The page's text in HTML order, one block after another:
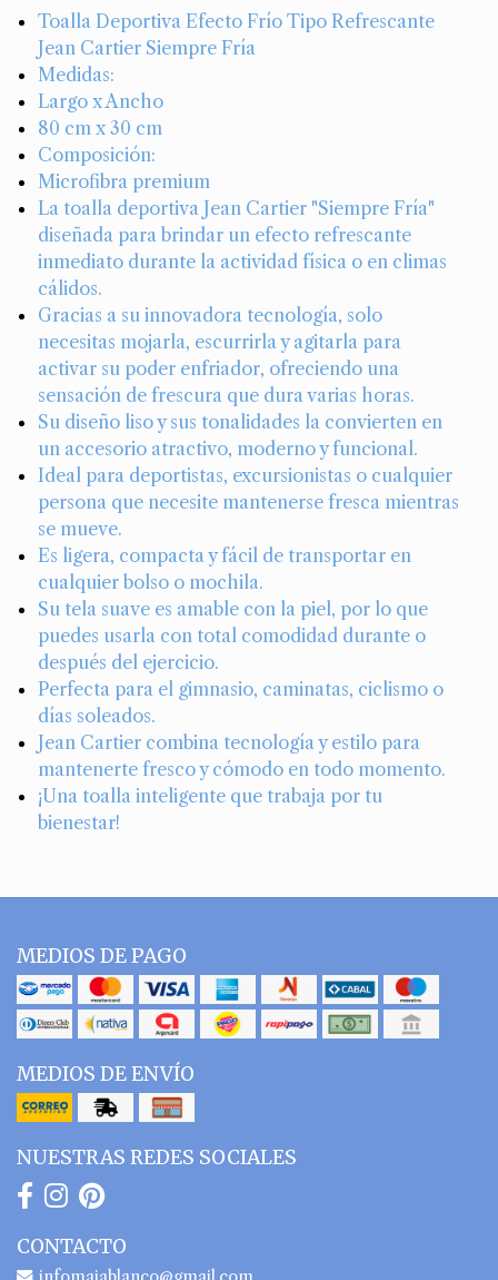
Toalla Deportiva Efecto Frío Tipo Refrescante
Jean Cartier Siempre Fría
Medidas:
Largo x Ancho
80 cm x 30 cm
Composición:
Microfibra premium
La toalla deportiva Jean Cartier "Siempre Fría"
diseñada para brindar un efecto refrescante
inmediato durante la actividad física o en climas
cálidos.
Gracias a su innovadora tecnología, solo
necesitas mojarla, escurrirla y agitarla para
activar su poder enfriador, ofreciendo una
sensación de frescura que dura varias horas.
Su diseño liso y sus tonalidades la convierten en
un accesorio atractivo, moderno y funcional.
Ideal para deportistas, excursionistas o cualquier
persona que necesite mantenerse fresca mientras
se mueve.
Es ligera, compacta y fácil de transportar en
cualquier bolso o mochila.
Su tela suave es amable con la piel, por lo que
puedes usarla con total comodidad durante o
después del ejercicio.
Perfecta para el gimnasio, caminatas, ciclismo o
días soleados.
Jean Cartier combina tecnología y estilo para
mantenerte fresco y cómodo en todo momento.
¡Una toalla inteligente que trabaja por tu
bienestar!
MEDIOS DE PAGO
MEDIOS DE ENVÍO
NUESTRAS REDES SOCIALES
CONTACTO